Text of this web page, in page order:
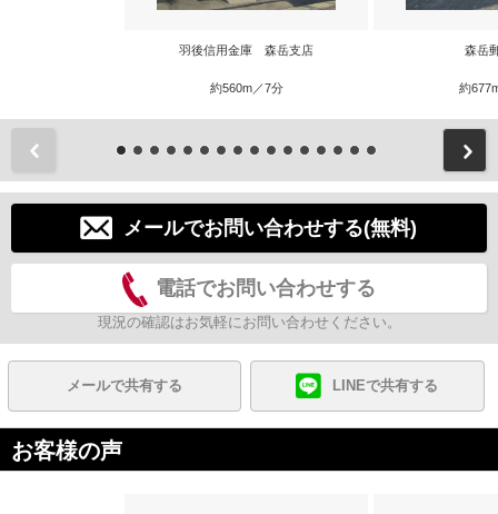
羽後信用金庫 森岳支店
約560m／7分
森岳
約
メールでお問い合わせする(無料)
電話でお問い合わせする
現況の確認はお気軽にお問い合わせください。
メールで共有する LINEで共有する
お客様の声